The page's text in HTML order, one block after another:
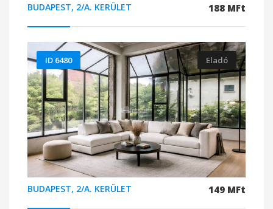
BUDAPEST, 2/A. KERÜLET 188 MFt
BUDAPEST, 2/A. KERÜLET 149 MFt
ID 6480 Eladó